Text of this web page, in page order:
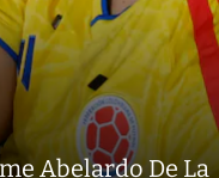
Abelardo De La